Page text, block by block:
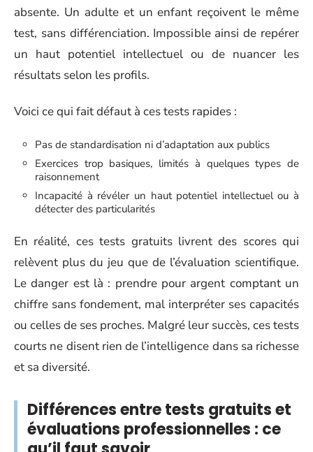
absente. Un adulte et un enfant reçoivent le même
test, sans différenciation. Impossible ainsi de repérer
un haut potentiel intellectuel ou de nuancer les
résultats selon les profils.
Voici ce qui fait défaut à ces tests rapides :
Pas de standardisation ni d’adaptation aux publics
Exercices trop basiques, limités à quelques types de
raisonnement
Incapacité à révéler un haut potentiel intellectuel ou à
détecter des particularités
En réalité, ces tests gratuits livrent des scores qui
relèvent plus du jeu que de l’évaluation scientifique.
Le danger est là : prendre pour argent comptant un
chiffre sans fondement, mal interpréter ses capacités
ou celles de ses proches. Malgré leur succès, ces tests
courts ne disent rien de l’intelligence dans sa richesse
et sa diversité.
Différences entre tests gratuits et
évaluations professionnelles : ce